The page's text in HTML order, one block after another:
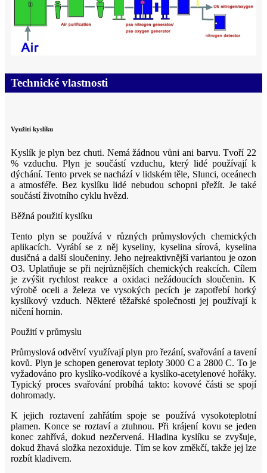
Technické vlastnosti
Využití kyslíku
Kyslík je plyn bez chuti. Nemá žádnou vůni ani barvu. Tvoří 22
% vzduchu. Plyn je součástí vzduchu, který lidé používají k
dýchání. Tento prvek se nachází v lidském těle, Slunci, oceánech
a atmosféře. Bez kyslíku lidé nebudou schopni přežít. Je také
součástí životního cyklu hvězd.
Běžná použití kyslíku
Tento plyn se používá v různých průmyslových chemických
aplikacích. Vyrábí se z něj kyseliny, kyselina sírová, kyselina
dusičná a další sloučeniny. Jeho nejreaktivnější variantou je ozon
O3. Uplatňuje se při nejrůznějších chemických reakcích. Cílem
je zvýšit rychlost reakce a oxidaci nežádoucích sloučenin. K
výrobě oceli a železa ve vysokých pecích je zapotřebí horký
kyslíkový vzduch. Některé těžařské společnosti jej používají k
ničení hornin.
Použití v průmyslu
Průmyslová odvětví využívají plyn pro řezání, svařování a tavení
kovů. Plyn je schopen generovat teploty 3000 C a 2800 C. To je
vyžadováno pro kyslíko-vodíkové a kyslíko-acetylenové hořáky.
Typický proces svařování probíhá takto: kovové části se spojí
dohromady.
K jejich roztavení zahřátím spoje se používá vysokoteplotní
plamen. Konce se roztaví a ztuhnou. Při krájení kovu se jeden
konec zahřívá, dokud nezčervená. Hladina kyslíku se zvyšuje,
dokud žhavá složka nezoxiduje. Tím se kov změkčí, takže jej lze
rozbít kladivem.